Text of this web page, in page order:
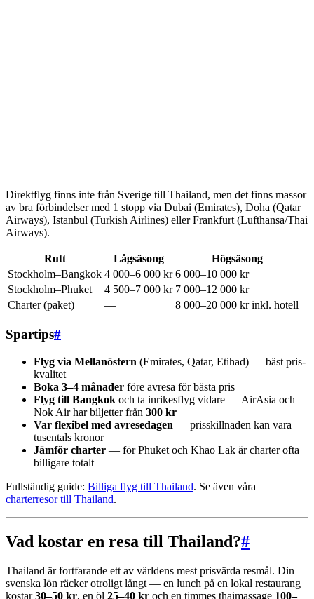
Direktflyg finns inte från Sverige till Thailand, men det finns massor
av bra förbindelser med 1 stopp via Dubai (Emirates), Doha (Qatar
Airways), Istanbul (Turkish Airlines) eller Frankfurt (Lufthansa/Thai
Airways).
Rutt Lågsäsong
Högsäsong
Stockholm–Bangkok 4 000–6 000 kr 6 000–10 000 kr
Stockholm–Phuket
4 500–7 000 kr 7 000–12 000 kr
Charter (paket)
— 8 000–20 000 kr inkl. hotell
Spartips#
Flyg via Mellanöstern (Emirates, Qatar, Etihad) — bäst pris-
kvalitet
Boka 3–4 månader före avresa för bästa pris
Flyg till Bangkok och ta inrikesflyg vidare — AirAsia och
Nok Air har biljetter från 300 kr
Var flexibel med avresedagen — prisskillnaden kan vara
tusentals kronor
Jämför charter — för Phuket och Khao Lak är charter ofta
billigare totalt
Fullständig guide: Billiga flyg till Thailand. Se även våra
charterresor till Thailand.
Vad kostar en resa till Thailand?#
Thailand är fortfarande ett av världens mest prisvärda resmål. Din
svenska lön räcker otroligt långt — en lunch på en lokal restaurang
kostar30–50 kr, en öl 25–40 kr och en timmes thaimassage 100–